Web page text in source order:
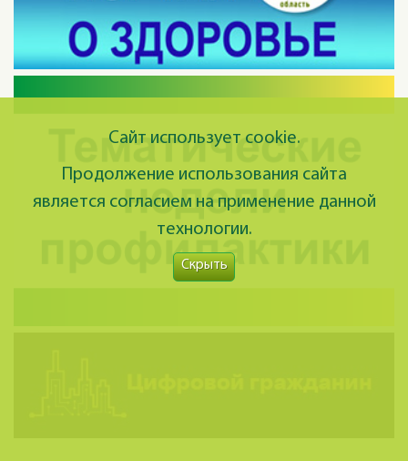
Сайт использует cookie.
Продолжение использования сайта
является согласием на применение данной
технологии.
Скрыть